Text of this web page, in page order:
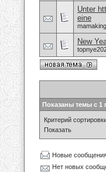
Unter
eine
mamaking
New
Показаны темы с 1
Критерий
Показать
Новые
Нет новых